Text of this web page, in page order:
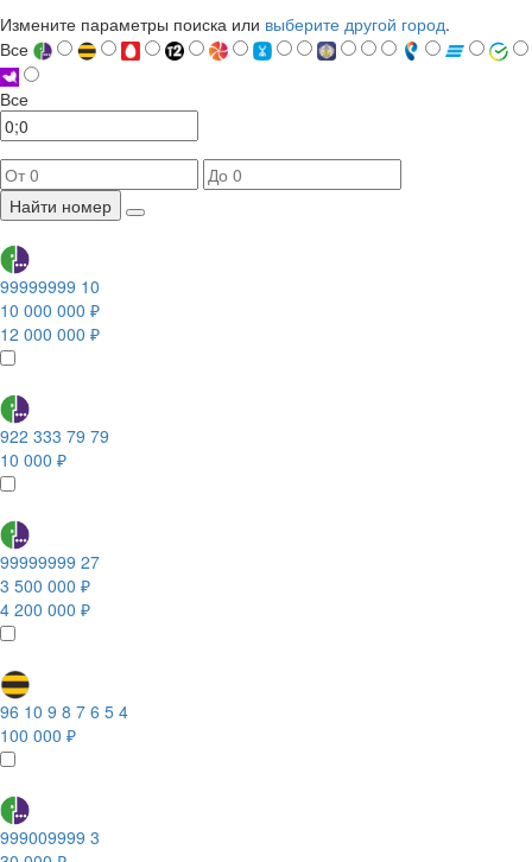
Измените параметры поиска или выберите другой город.
Все
Все
Найти номер
99999999 10
10 000 000 ₽
12 000 000 ₽
922 333 79 79
10 000 ₽
99999999 27
3 500 000 ₽
4 200 000 ₽
96 10 9 8 7 6 5 4
100 000 ₽
999009999 3